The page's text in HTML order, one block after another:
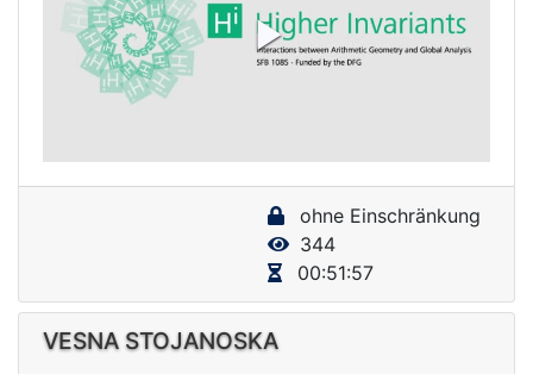
P
V
i
d
e
ohne Einschränkung
344
00:51:57
VESNA STOJANOSKA